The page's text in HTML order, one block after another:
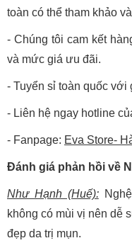
toàn có thể tham khảo
- Chúng tôi cam kết
và mức giá ưu đãi.
- Tuyển sỉ toàn quốc với
- Liên hệ ngay hotline
- Fanpage: Eva Store-
Đánh giá phản hồi về
Như Hạnh (Huế):Nghệ
không có mùi vị nên dễ
đẹp da trị mụn.